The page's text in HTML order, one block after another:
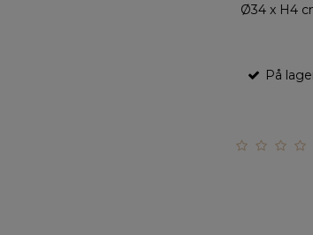
Ø34 x H4
På